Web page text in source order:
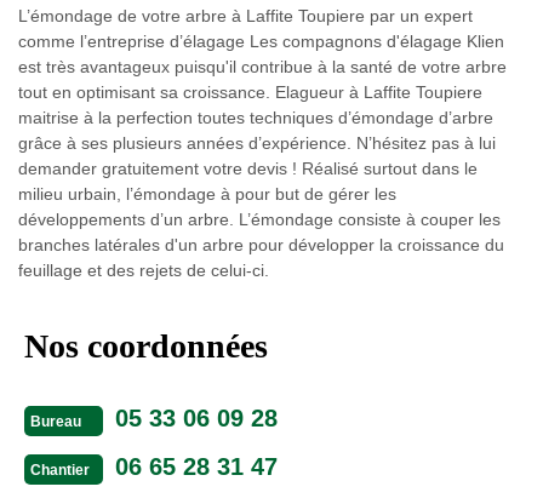
L’émondage de votre arbre à Laffite Toupiere par un expert
comme l’entreprise d’élagage Les compagnons d'élagage Klien
est très avantageux puisqu'il contribue à la santé de votre arbre
tout en optimisant sa croissance. Elagueur à Laffite Toupiere
maitrise à la perfection toutes techniques d’émondage d’arbre
grâce à ses plusieurs années d’expérience. N’hésitez pas à lui
demander gratuitement votre devis ! Réalisé surtout dans le
milieu urbain, l’émondage à pour but de gérer les
développements d’un arbre. L’émondage consiste à couper les
branches latérales d'un arbre pour développer la croissance du
feuillage et des rejets de celui-ci.
Nos coordonnées
Bureau 05 33 06 09 28
Chantier 06 65 28 31 47